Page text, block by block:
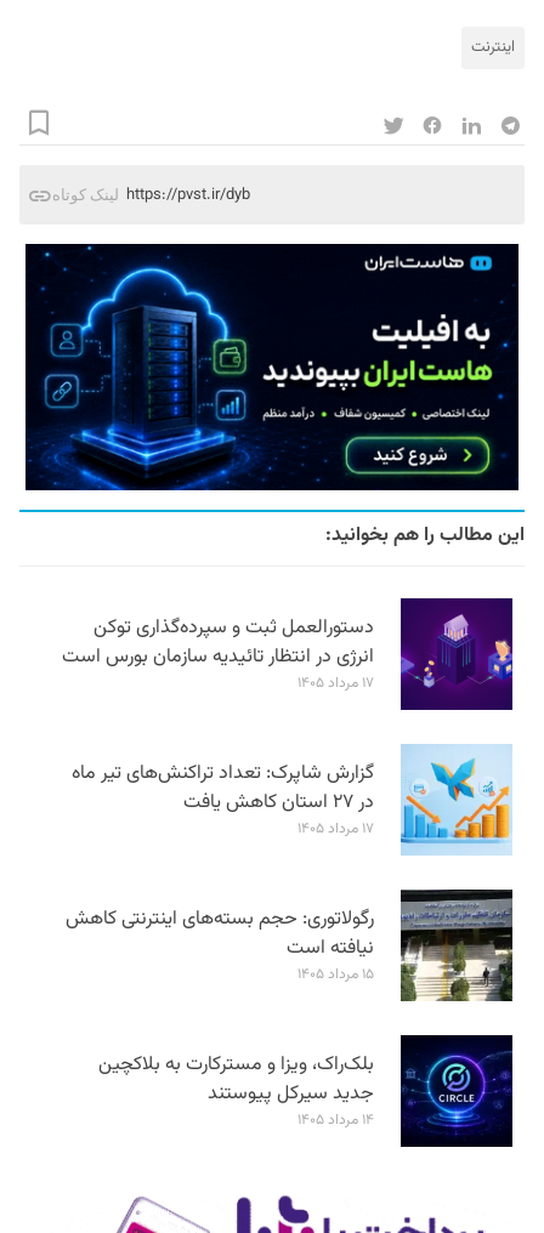
اینترنت
لینک کوتاه https://pvst.ir/dyb
این مطالب را هم بخوانید:
دستورالعمل ثبت و سپرده‌گذاری توکن
انرژی در انتظار تائیدیه سازمان بورس است
۱۷ مرداد ۱۴۰۵
گزارش شاپرک: تعداد تراکنش‌های تیر ماه
در ۲۷ استان‌ کاهش یافت
۱۷ مرداد ۱۴۰۵
رگولاتوری: حجم بسته‌های اینترنتی کاهش
نیافته است
۱۵ مرداد ۱۴۰۵
بلک‌راک، ویزا و مسترکارت به بلاکچین
جدید سیرکل پیوستند
۱۴ مرداد ۱۴۰۵